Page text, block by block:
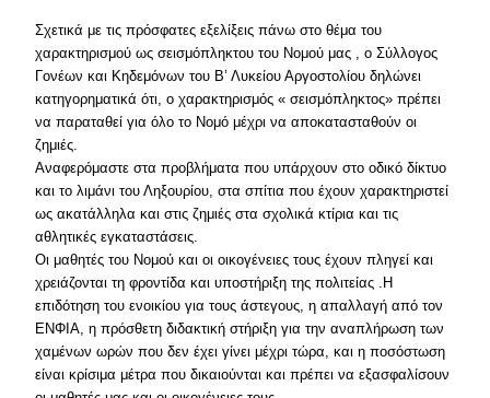
Σχετικά με τις πρόσφατες εξελίξεις πάνω στο θέμα του
χαρακτηρισμού ως σεισμόπληκτου του Νομού μας , ο Σύλλογος
Γονέων και Κηδεμόνων του Β’ Λυκείου Αργοστολίου δηλώνει
κατηγορηματικά ότι, ο χαρακτηρισμός « σεισμόπληκτος» πρέπει
να παραταθεί για όλο το Νομό μέχρι να αποκατασταθούν οι
ζημιές.
Αναφερόμαστε στα προβλήματα που υπάρχουν στο οδικό δίκτυο
και το λιμάνι του Ληξουρίου, στα σπίτια που έχουν χαρακτηριστεί
ως ακατάλληλα και στις ζημιές στα σχολικά κτίρια και τις
αθλητικές εγκαταστάσεις.
Οι μαθητές του Νομού και οι οικογένειες τους έχουν πληγεί και
χρειάζονται τη φροντίδα και υποστήριξη της πολιτείας .Η
επιδότηση του ενοικίου για τους άστεγους, η απαλλαγή από τον
ΕΝΦΙΑ, η πρόσθετη διδακτική στήριξη για την αναπλήρωση των
χαμένων ωρών που δεν έχει γίνει μέχρι τώρα, και η ποσόστωση
είναι κρίσιμα μέτρα που δικαιούνται και πρέπει να εξασφαλίσουν